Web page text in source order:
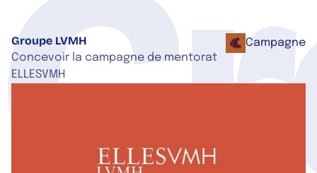
Groupe LVMH
Concevoir la campagne de mentorat
ELLESVMH
Campagne